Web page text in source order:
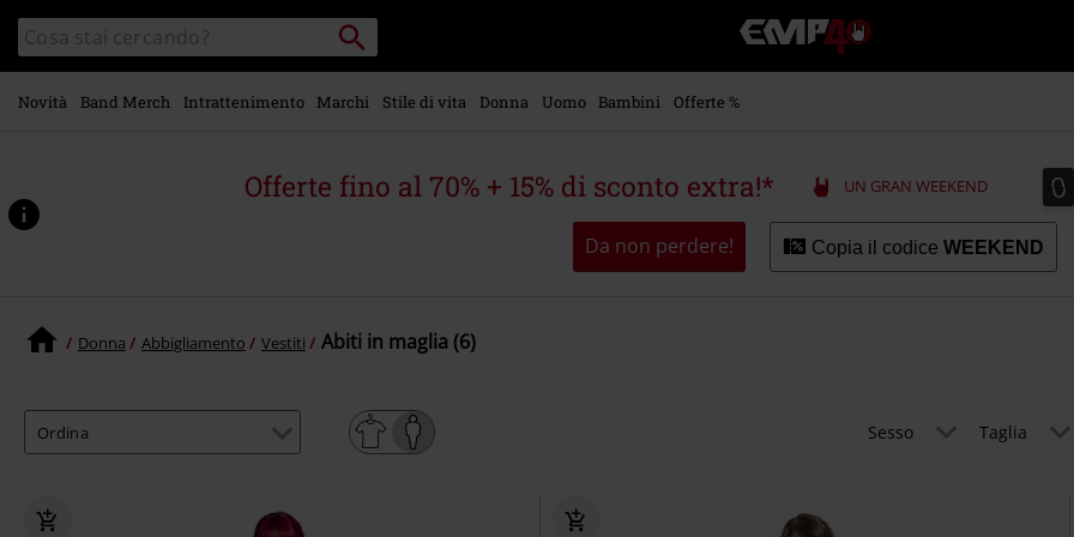
contenuto
principale
Cerca
nel
catalogo
Cerca
Punto
di
ritiro
EMP
-
Musica,
Videogame
-
Abbigliamento
Novità Band Merch Intrattenimento Marchi Stile di vita Donna Uomo Bambini Offerte %
Offerte fino al 70% + 15% di sconto extra!* UN GRAN WEEKEND 0
0
Da non perdere! Copia il codice WEEKEND
Donna Abbigliamento Vestiti Abiti in maglia (6)
Sesso Taglia